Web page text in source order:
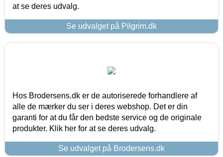
at se deres udvalg.
Se udvalget på Pilgrim.dk
Hos Brodersens.dk er de autoriserede forhandlere af
alle de mærker du ser i deres webshop. Det er din
garanti for at du får den bedste service og de originale
produkter. Klik her for at se deres udvalg.
Se udvalget på Brodersens.dk